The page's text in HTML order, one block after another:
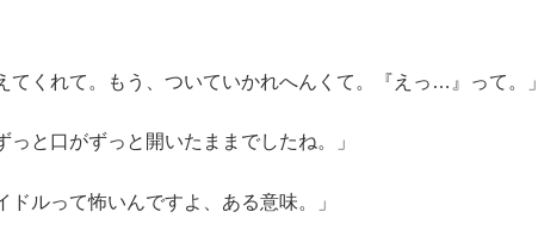
くれて。もう、ついていかれへんくて。『えっ…』って。」
と口がずっと開いたままでしたね。」
ルって怖いんですよ、ある意味。」